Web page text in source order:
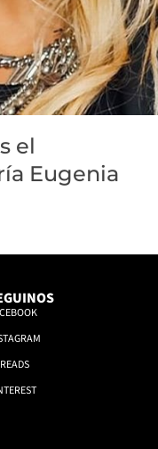
el
Eugenia